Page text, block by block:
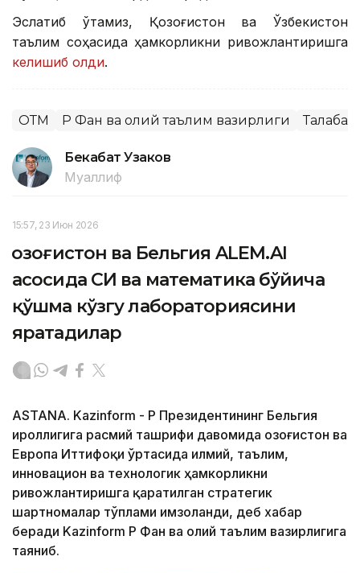
Эслатиб ўтамиз, Қозоғистон ва Ўзбекистон
таълим соҳасида ҳамкорликни ривожлантиришга
келишиб олди.
ОТМ ҚР Фан ва олий таълим вазирлиги
Бекабат Узаков
Муаллиф
15:57, 23 Июн 2026
Қозоғистон ва Бельгия ALEM.AI
асосида СИ ва математика бўйича
қўшма кўзгу лабораториясини
яратадилар
ASTANA. Kazinform - ҚР Президентининг Бельгия
Қироллигига расмий ташрифи давомида Қозоғистон ва
Европа Иттифоқи ўртасида илмий, таълим,
инновацион ва технологик ҳамкорликни
ривожлантиришга қаратилган стратегик
шартномалар тўплами имзоланди, деб хабар
беради Kazinform ҚР Фан ва олий таълим вазирлигига
таяниб.